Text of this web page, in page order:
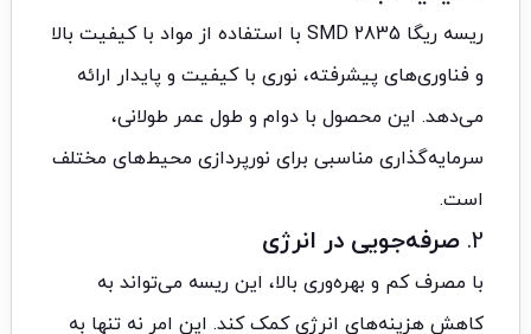
ریسه ریگا 2835 SMD با استفاده از مواد با کیفیت بالا
و فناوری‌های پیشرفته، نوری با کیفیت و پایدار ارائه
می‌دهد. این محصول با دوام و طول عمر طولانی،
سرمایه‌گذاری مناسبی برای نورپردازی محیط‌های مختلف
است.
2. صرفه‌جویی در انرژی
با مصرف کم و بهره‌وری بالا، این ریسه می‌تواند به
کاهش هزینه‌های انرژی کمک کند. این امر نه تنها به